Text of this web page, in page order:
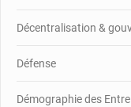
Décentralisation &
Défense
Démographie des